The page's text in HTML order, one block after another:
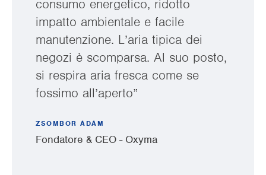
consumo energetico, ridotto
impatto ambientale e facile
manutenzione. L’aria tipica dei
negozi è scomparsa. Al suo posto,
si respira aria fresca come se
fossimo all’aperto”
ZSOMBOR ÁDÁM
Fondatore & CEO - Oxyma